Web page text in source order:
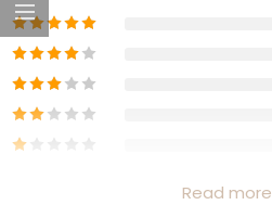
Read more